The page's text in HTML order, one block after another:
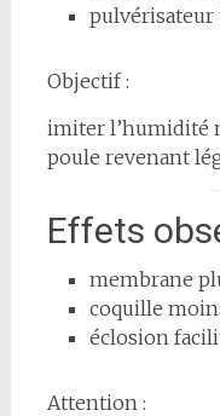
pulvérisateur
Objectif :
imiter l’humidité
poule revenant
Effets
membrane
coquille
éclosion
Attention :